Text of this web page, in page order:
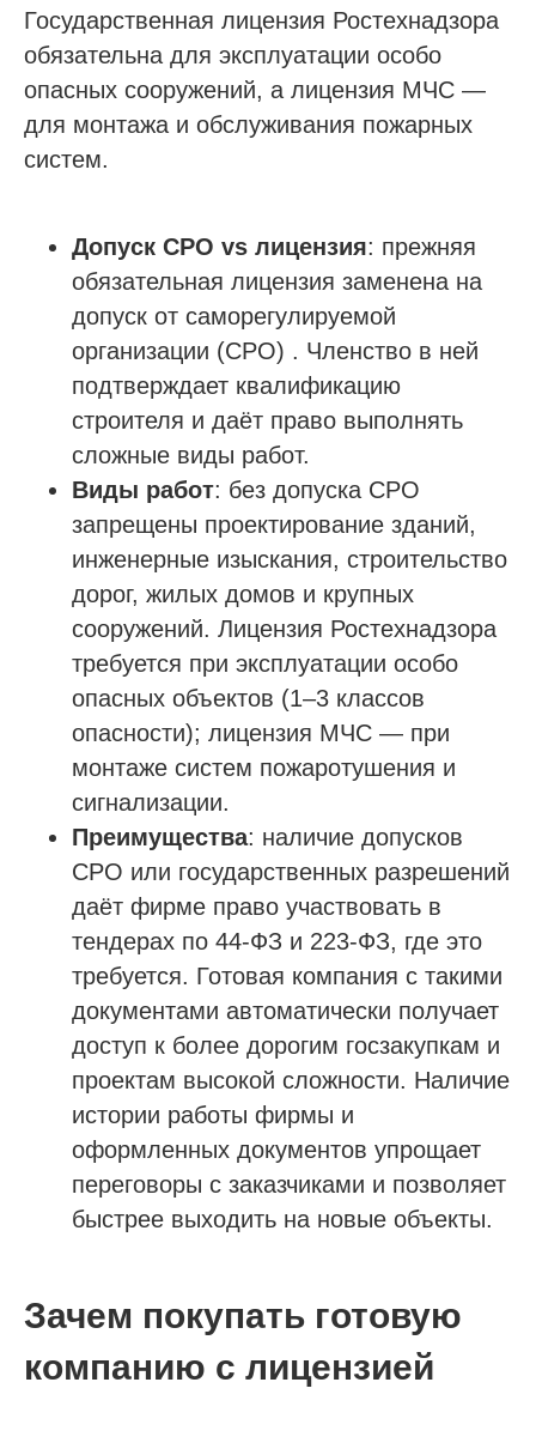
Государственная лицензия Ростехнадзора
обязательна для эксплуатации особо
опасных сооружений, а лицензия МЧС —
для монтажа и обслуживания пожарных
систем.
Допуск СРО vs лицензия: прежняя
обязательная лицензия заменена на
допуск от саморегулируемой
организации (СРО) . Членство в ней
подтверждает квалификацию
строителя и даёт право выполнять
сложные виды работ.
Виды работ: без допуска СРО
запрещены проектирование зданий,
инженерные изыскания, строительство
дорог, жилых домов и крупных
сооружений. Лицензия Ростехнадзора
требуется при эксплуатации особо
опасных объектов (1–3 классов
опасности); лицензия МЧС — при
монтаже систем пожаротушения и
сигнализации.
Преимущества: наличие допусков
СРО или государственных разрешений
даёт фирме право участвовать в
тендерах по 44-ФЗ и 223-ФЗ, где это
требуется. Готовая компания с такими
документами автоматически получает
доступ к более дорогим госзакупкам и
проектам высокой сложности. Наличие
истории работы фирмы и
оформленных документов упрощает
переговоры с заказчиками и позволяет
быстрее выходить на новые объекты.
Зачем покупать готовую
компанию с лицензией